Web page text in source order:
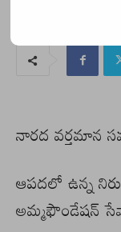
నారద వర్తమాన
ఆపదలో ఉన్న
అమ్మఫౌండేషన్